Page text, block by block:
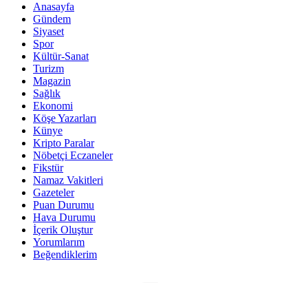
Anasayfa
Gündem
Siyaset
Spor
Kültür-Sanat
Turizm
Magazin
Sağlık
Ekonomi
Köşe Yazarları
Künye
Kripto Paralar
Nöbetçi Eczaneler
Fikstür
Namaz Vakitleri
Gazeteler
Puan Durumu
Hava Durumu
İçerik Oluştur
Yorumlarım
Beğendiklerim